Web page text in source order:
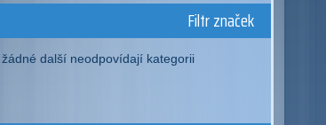
Filtr značek
žádné další neodpovídají kategorii